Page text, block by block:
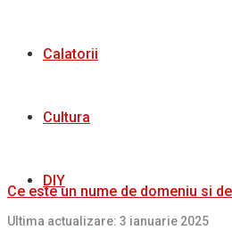
Calatorii
Cultura
DIY
Ce este un nume de domeniu si
Ultima actualizare: 3 ianuarie 2025